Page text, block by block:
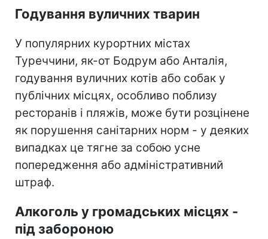
Годування вуличних тварин
У популярних курортних містах
Туреччини, як-от Бодрум або Анталія,
годування вуличних котів або собак у
публічних місцях, особливо поблизу
ресторанів і пляжів, може бути розцінене
як порушення санітарних норм - у деяких
випадках це тягне за собою усне
попередження або адміністративний
штраф.
Алкоголь у громадських місцях -
під забороною